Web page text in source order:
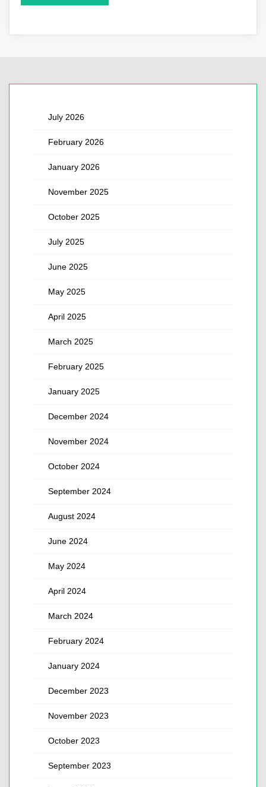
July 2026
February 2026
January 2026
November 2025
October 2025
July 2025
June 2025
May 2025
April 2025
March 2025
February 2025
January 2025
December 2024
November 2024
October 2024
September 2024
August 2024
June 2024
May 2024
April 2024
March 2024
February 2024
January 2024
December 2023
November 2023
October 2023
September 2023